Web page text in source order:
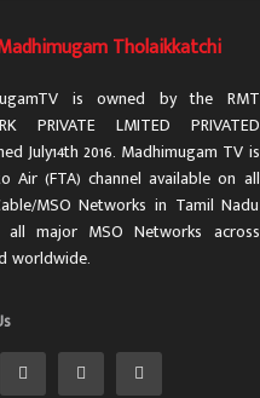
Tholaikkatchi
is owned by the RMT
PRIVATE LMITED PRIVATED
July14th 2016. Madhimugam TV is
Air (FTA) channel available on all
MSO Networks in Tamil Nadu
major MSO Networks across
worldwide.